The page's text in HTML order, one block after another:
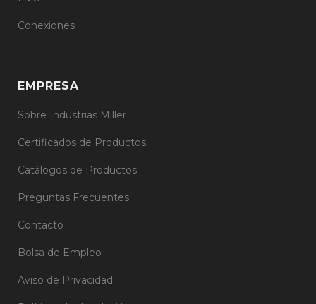
Conexiones
EMPRESA
Sobre Industrias Miller
Certificados de Productos
Catálogos de Productos
Preguntas Frecuentes
Contacto
Bolsa de Empleo
Aviso de Privacidad